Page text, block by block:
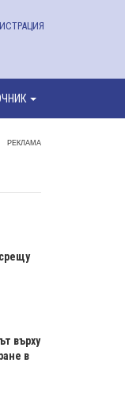
РЕКЛАМА
върху
в